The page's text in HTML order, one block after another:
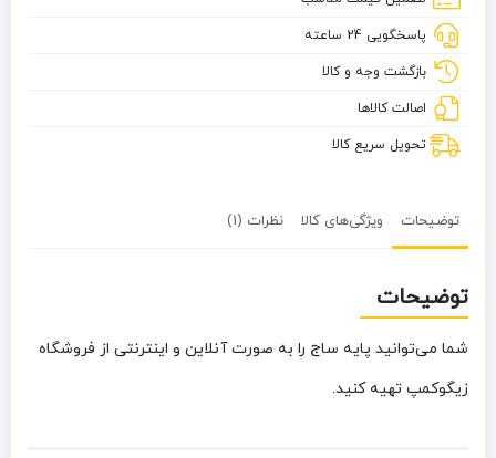
پاسخگویی 24 ساعته
بازگشت وجه و کالا
اصالت کالاها
تحویل سریع کالا
توضیحات ویژگی‌های کالا نظرات (1)
توضیحات
شما می‌توانید پایه ساج را به صورت آنلاین و اینترنتی از فروشگاه
زیگوکمپ تهیه کنید.